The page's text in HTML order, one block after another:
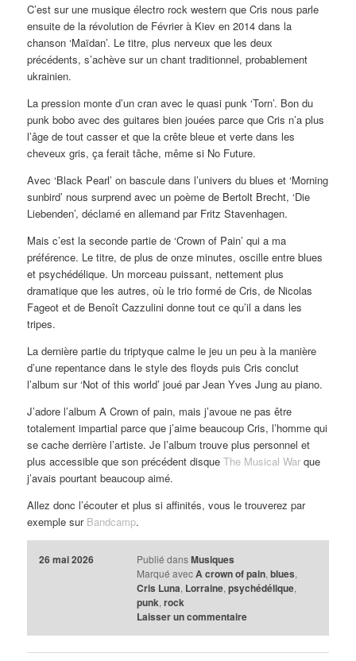
C’est sur une musique électro rock western que Cris nous parle
ensuite de la révolution de Février à Kiev en 2014 dans la
chanson ‘Maïdan’. Le titre, plus nerveux que les deux
précédents, s’achève sur un chant traditionnel, probablement
ukrainien.
La pression monte d’un cran avec le quasi punk ‘Torn’. Bon du
punk bobo avec des guitares bien jouées parce que Cris n’a plus
l’âge de tout casser et que la crête bleue et verte dans les
cheveux gris, ça ferait tâche, même si No Future.
Avec ‘Black Pearl’ on bascule dans l’univers du blues et ‘Morning
sunbird’ nous surprend avec un poème de Bertolt Brecht, ‘Die
Liebenden’, déclamé en allemand par Fritz Stavenhagen.
Mais c’est la seconde partie de ‘Crown of Pain’ qui a ma
préférence. Le titre, de plus de onze minutes, oscille entre blues
et psychédélique. Un morceau puissant, nettement plus
dramatique que les autres, où le trio formé de Cris, de Nicolas
Fageot et de Benoît Cazzulini donne tout ce qu’il a dans les
tripes.
La dernière partie du triptyque calme le jeu un peu à la manière
d’une repentance dans le style des floyds puis Cris conclut
l’album sur ‘Not of this world’ joué par Jean Yves Jung au piano.
J’adore l’album A Crown of pain, mais j’avoue ne pas être
totalement impartial parce que j’aime beaucoup Cris, l’homme qui
se cache derrière l’artiste. Je l’album trouve plus personnel et
plus accessible que son précédent disqueThe Musical War que
j’avais pourtant beaucoup aimé.
Allez donc l’écouter et plus si affinités, vous le trouverez par
exemple sur Bandcamp.
26 mai 2026 Publié dans Musiques
Marqué avec A crown of pain, blues,
Cris Luna, Lorraine, psychédélique,
punk, rock
Laisser un commentaire